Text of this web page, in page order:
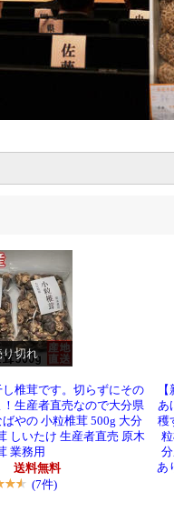
り切れ
椎茸です。切らずにその
生産者直売なので大分県
やの 小粒椎茸 500g 大分
しいたけ 生産者直売 原木
業務用
送料無料
(7件)
あ
穫
あ